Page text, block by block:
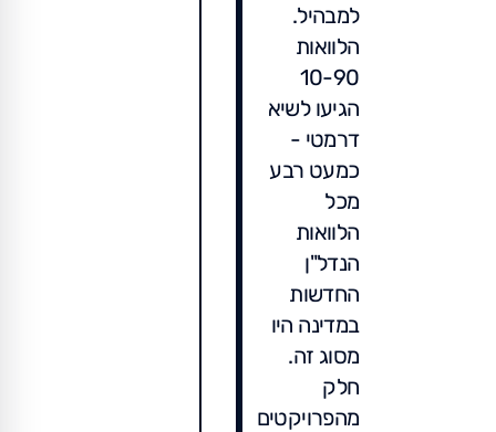
למבהיל.
הלוואות
10-90
הגיעו לשיא
דרמטי -
כמעט רבע
מכל
הלוואות
הנדל"ן
החדשות
במדינה היו
מסוג זה.
חלק
מהפרויקטים